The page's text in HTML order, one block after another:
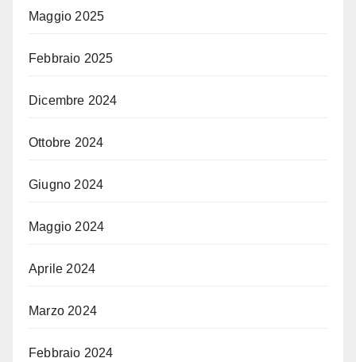
Maggio 2025
Febbraio 2025
Dicembre 2024
Ottobre 2024
Giugno 2024
Maggio 2024
Aprile 2024
Marzo 2024
Febbraio 2024